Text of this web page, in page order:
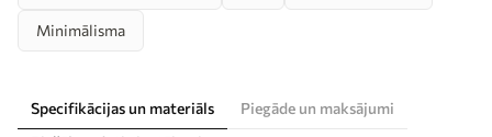
Minimālisma
Specifikācijas un materiāls
Piegāde un maksājumi